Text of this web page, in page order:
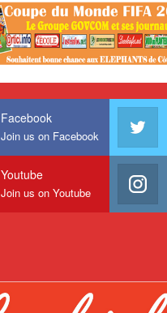
Facebook
Join us on Facebook
Youtube
Join us on Youtube